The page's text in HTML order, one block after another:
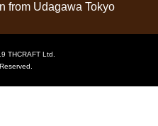
from Udagawa Tokyo
THCRAFT Ltd.